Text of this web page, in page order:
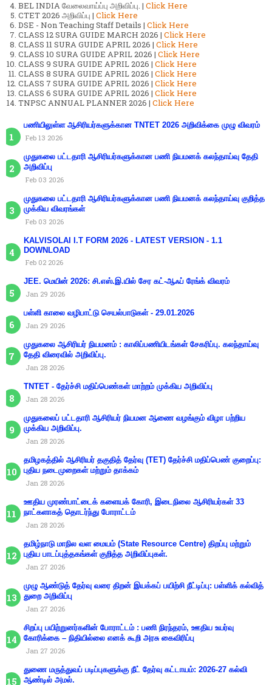
BEL INDIA வேலைவாய்ப்பு அறிவிப்பு. | Click Here
CTET 2026 அறிவிப்பு | Click Here
DSE - Non Teaching Staff Details | Click Here
CLASS 12 SURA GUIDE MARCH 2026 | Click Here
CLASS 11 SURA GUIDE APRIL 2026 | Click Here
CLASS 10 SURA GUIDE APRIL 2026 | Click Here
CLASS 9 SURA GUIDE APRIL 2026 | Click Here
CLASS 8 SURA GUIDE APRIL 2026 | Click Here
CLASS 7 SURA GUIDE APRIL 2026 | Click Here
CLASS 6 SURA GUIDE APRIL 2026 | Click Here
TNPSC ANNUAL PLANNER 2026 | Click Here
பணியிலுள்ள ஆசிரியர்களுக்கான TNTET 2026 அறிவிக்கை முழு விவரம்
Feb 13 2026
முதுகலை பட்டதாரி ஆசிரியர்களுக்கான பணி நியமனக் கலந்தாய்வு தேதி
அறிவிப்பு
Feb 03 2026
முதுகலை பட்டதாரி ஆசிரியர்களுக்கான பணி நியமனக் கலந்தாய்வு குறித்த
முக்கிய விவரங்கள்
Feb 03 2026
KALVISOLAI I.T FORM 2026 - LATEST VERSION - 1.1
DOWNLOAD
Feb 02 2026
JEE. மெயின் 2026: சி.எஸ்.இ.யில் சேர கட்-ஆஃப் ரேங்க் விவரம்
Jan 29 2026
பள்ளி காலை வழிபாட்டு செயல்பாடுகள் - 29.01.2026
Jan 29 2026
முதுகலை ஆசிரியர் நியமனம் : காலிப்பணியிடங்கள் சேகரிப்பு. கலந்தாய்வு
தேதி விரைவில் அறிவிப்பு.
Jan 28 2026
TNTET - தேர்ச்சி மதிப்பெண்கள் மாற்றம் முக்கிய அறிவிப்பு
Jan 28 2026
முதுகலைப் பட்டதாரி ஆசிரியர் நியமன ஆணை வழங்கும் விழா பற்றிய
முக்கிய அறிவிப்பு.
Jan 28 2026
தமிழகத்தில் ஆசிரியர் தகுதித் தேர்வு (TET) தேர்ச்சி மதிப்பெண் குறைப்பு:
புதிய நடைமுறைகள் மற்றும் தாக்கம்
Jan 28 2026
ஊதிய முரண்பாட்டைக் களையக் கோரி, இடைநிலை ஆசிரியர்கள் 33
நாட்களாகத் தொடர்ந்து போராட்டம்
Jan 28 2026
தமிழ்நாடு மாநில வள மையம் (State Resource Centre) திறப்பு மற்றும்
புதிய பாடப்புத்தகங்கள் குறித்த அறிவிப்புகள்.
Jan 27 2026
முழு ஆண்டுத் தேர்வு வரை திறன் இயக்கப் பயிற்சி நீட்டிப்பு: பள்ளிக் கல்வித்
துறை அறிவிப்பு
Jan 27 2026
சிறப்பு பயிற்றுனர்களின் போராட்டம் : பணி நிரந்தரம், ஊதிய உயர்வு
கோரிக்கை – நிதியில்லை எனக் கூறி அரசு கைவிரிப்பு
Jan 27 2026
துணை மருத்துவப் படிப்புகளுக்கு நீட் தேர்வு கட்டாயம்: 2026-27 கல்வி
ஆண்டில் அமல்.